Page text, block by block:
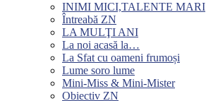
INIMI MICI,TALENTE MARI
Întreabă ZN
LA MULŢI ANI
La noi acasă la…
La Sfat cu oameni frumoși
Lume soro lume
Mini-Miss & Mini-Mister
Obiectiv ZN